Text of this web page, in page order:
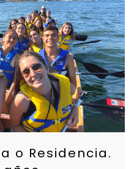
o Residencia.